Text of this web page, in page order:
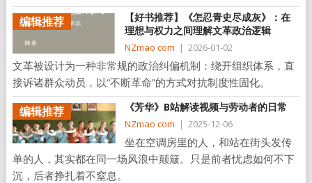
编辑推荐
【好书推荐】《怎忍青史尽成灰》：在
理想与权力之间理解文革政治逻辑
NZmao com | 2026-01-02
文革被设计为一种非常规的政治纠偏机制：绕开组织体系，直
接诉诸群众动员，以“不断革命”的方式对抗制度性固化。
编辑推荐 《芳华》B站解读视频与劳动者的日常
NZmao com | 2025-12-06
坐在空调房里的人，和站在街头发传
单的人，其实都在同一场风浪中颠簸。只是前者忧虑如何不下
沉，后者挣扎着不窒息。